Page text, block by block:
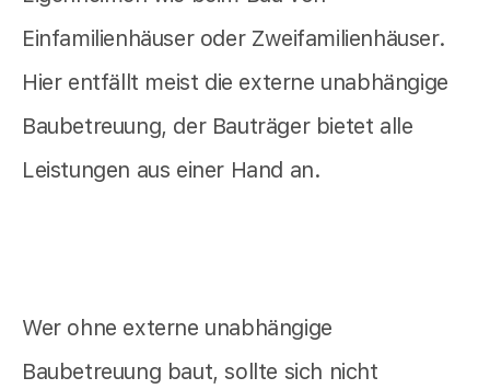
Einfamilienhäuser oder Zweifamilienhäuser.
Hier entfällt meist die externe unabhängige
Baubetreuung, der Bauträger bietet alle
Leistungen aus einer Hand an.
Wer ohne externe unabhängige
Baubetreuung baut, sollte sich nicht